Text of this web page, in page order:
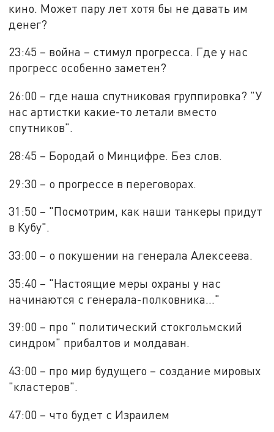
кино. Может пару лет хотя бы не давать им
денег?
23:45 – война – стимул прогресса. Где у нас
прогресс особенно заметен?
26:00 – где наша спутниковая группировка? "У
нас артистки какие-то летали вместо
спутников".
28:45 – Бородай о Минцифре. Без слов.
29:30 – о прогрессе в переговорах.
31:50 – "Посмотрим, как наши танкеры придут
в Кубу".
33:00 – о покушении на генерала Алексеева.
35:40 – "Настоящие меры охраны у нас
начинаются с генерала-полковника…"
39:00 – про " политический стокгольмский
синдром" прибалтов и молдаван.
43:00 – про мир будущего – создание мировых
"кластеров".
47:00 – что будет с Израилем